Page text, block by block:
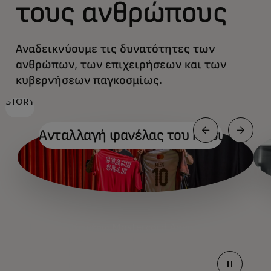
τους ανθρώπους
Αναδεικνύουμε τις δυνατότητες των
ανθρώπων, των επιχειρήσεων και των
κυβερνήσεων παγκοσμίως.
STORY
Ανταλλαγή φανέλας του Μέσι